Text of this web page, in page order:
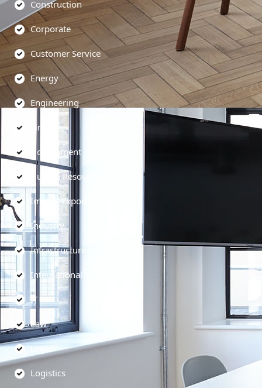
Construction
Corporate
Customer Service
Energy
Engineering
Finance
Government
Human Resources
Import-Export
Industry
Infrastructure
International
IT
Law
Legal
Logistics